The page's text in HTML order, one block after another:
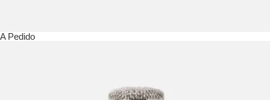
A Pedido